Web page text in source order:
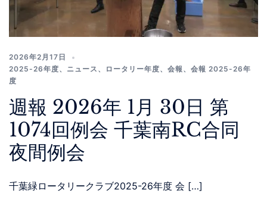
2026年2月17日
2025-26年度、 ニュース 、 ロータリー年度、 会報 、 会報 2025-26年
度
週報 2026年 1月 30日 第
1074回例会 千葉南RC合同
夜間例会
千葉緑ロータリークラブ2025-26年度 会 […]